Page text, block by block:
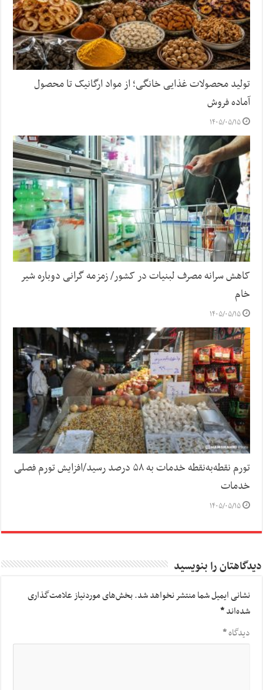
تولید محصولات غذایی خانگی؛ از مواد ارگانیک تا محصول
آماده فروش
۱۴۰۵/۰۵/۱۵
کاهش سرانه مصرف لبنیات در کشور/ زمزمه گرانی دوباره شیر
خام
۱۴۰۵/۰۵/۱۵
تورم نقطه‌به‌نقطه خدمات به ۵۸ درصد رسید/افزایش تورم فصلی
خدمات
۱۴۰۵/۰۵/۱۵
دیدگاهتان را بنویسید
نشانی ایمیل شما منتشر نخواهد شد.بخش‌های موردنیاز علامت‌گذاری
شده‌اند*
دیدگاه*